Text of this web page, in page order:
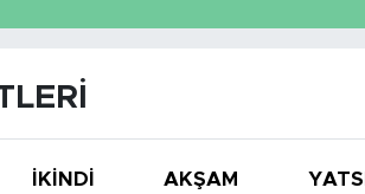
İKINDI AKŞAM
YATSI